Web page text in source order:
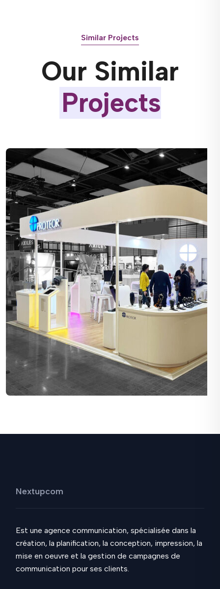
Similar Projects
Our Similar
Projects
Nextupcom
Est une agence communication, spécialisée dans la
création, la planification, la conception, impression, la
mise en oeuvre et la gestion de campagnes de
communication pour ses clients.